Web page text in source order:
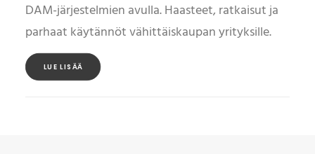
DAM-järjestelmien avulla. Haasteet, ratkaisut ja
parhaat käytännöt vähittäiskaupan yrityksille.
LUE LISÄÄ